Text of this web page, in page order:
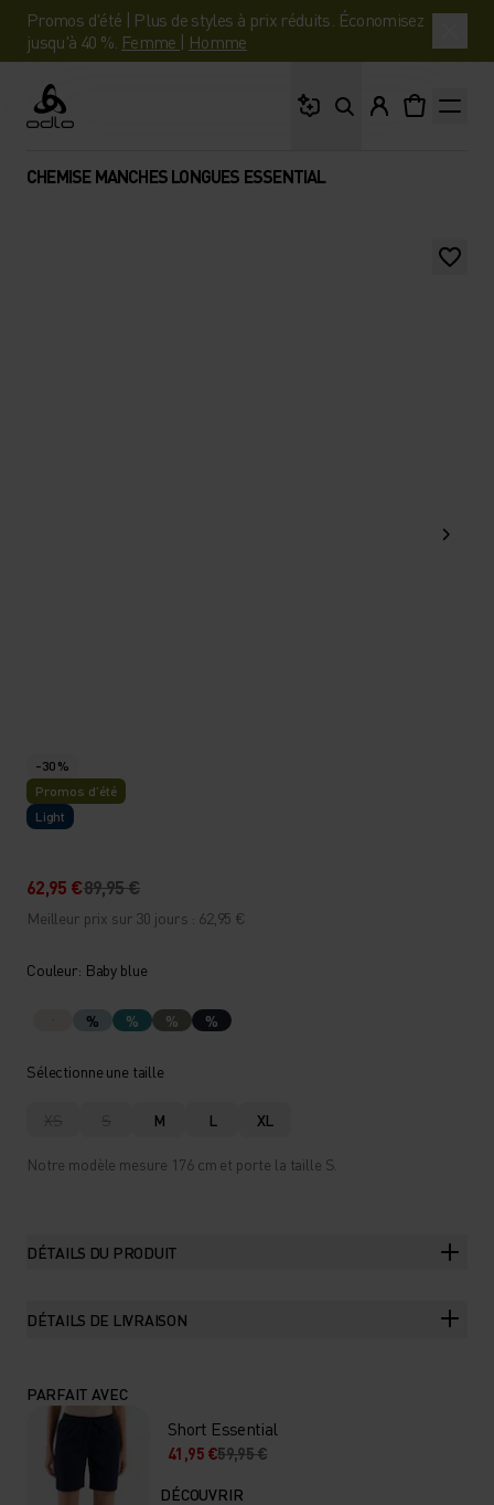
Promos d'été | Plus de styles à prix réduits. Économisez
jusqu'à 40 %. Femme | Homme
Odlo
CHEMISE MANCHES LONGUES ESSENTIAL
-30 %
Promos d’été
Light
62,95 €89,95 €
Meilleur prix sur 30 jours : 62,95 €
Couleur: Baby blue
% % % %
Sélectionne une taille
XS S M L XL
Notre modèle mesure 176 cm et porte la taille S.
DÉTAILS DU PRODUIT
DÉTAILS DE LIVRAISON
PARFAIT AVEC
Short Essential
41,95 €59,95 €
DÉCOUVRIR